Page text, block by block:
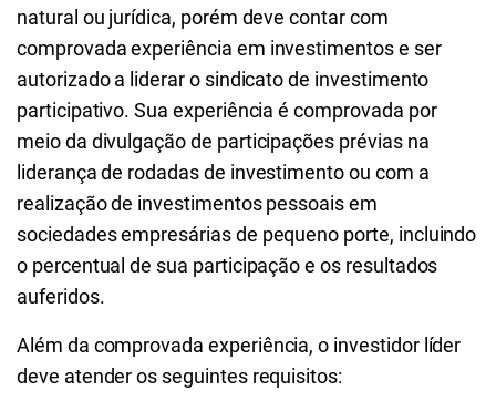
natural ou jurídica, porém deve contar com
comprovada experiência em investimentos e ser
autorizado a liderar o sindicato de investimento
participativo. Sua experiência é comprovada por
meio da divulgação de participações prévias na
liderança de rodadas de investimento ou com a
realização de investimentos pessoais em
sociedades empresárias de pequeno porte, incluindo
o percentual de sua participação e os resultados
auferidos.
Além da comprovada experiência, o investidor líder
deve atender os seguintes requisitos: